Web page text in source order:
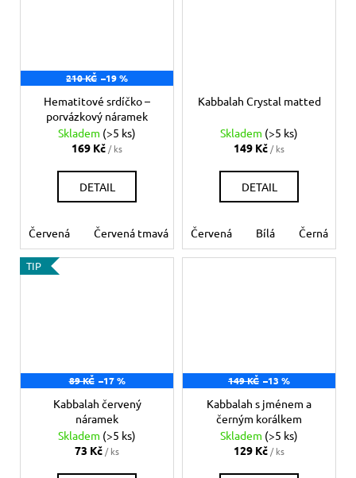
210 KČ –19 %
Hematitové srdíčko –
porvázkový náramek
Skladem (>5 ks)
169 Kč/ ks
DETAIL
Červená Červená tmavá Bílá Béžová Šedá
Kabbalah Crystal matted
Skladem (>5 ks)
149 Kč/ ks
DETAIL
Červená Bílá Černá
TIP
89 KČ –17 %
Kabbalah červený
náramek
Skladem (>5 ks)
73 Kč / ks
149 KČ –13 %
Kabbalah s jménem a
černým korálkem
Skladem (>5 ks)
129 Kč / ks